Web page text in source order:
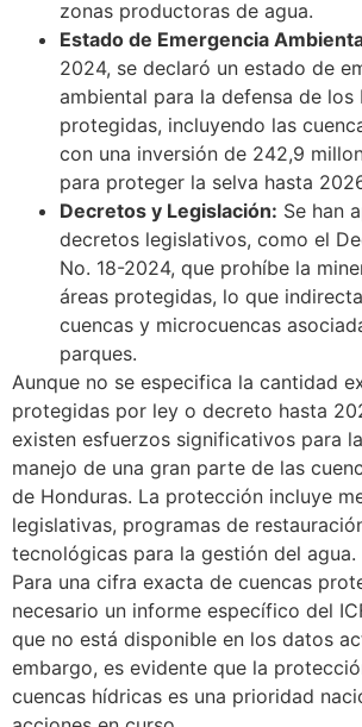
zonas productoras de agua.
Estado de Emergencia
2024, se declaró un estado de
ambiental para la defensa de los
protegidas, incluyendo las
con una inversión de 242,9
para proteger la selva hasta
Decretos y Legislación: Se han
decretos legislativos, como el
No. 18-2024, que prohíbe la
áreas protegidas, lo que
cuencas y microcuencas
parques.
Aunque no se especifica la cantidad
protegidas por ley o decreto hasta
existen esfuerzos significativos para
manejo de una gran parte de las
de Honduras. La protección incluye
legislativas, programas de
tecnológicas para la gestión del agua.
Para una cifra exacta de cuencas
necesario un informe específico del
que no está disponible en los datos
embargo, es evidente que la
cuencas hídricas es una prioridad